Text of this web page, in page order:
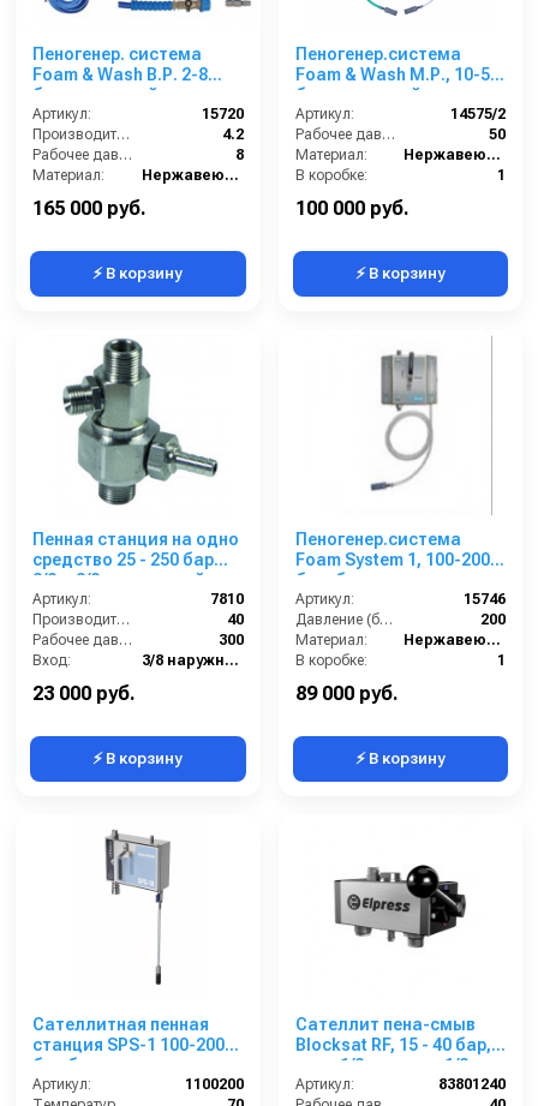
Пеногенер. система
Foam & Wash B.Р. 2-8
бар, с подачей воздуха,
на 1 ср-во 1/2ш. 1/2ш.с
аксесс.
Артикул:
15720
Производительность (л/мин):
4.2
Рабочее давление (бар):
8
Материал:
Нержавеющая сталь
165 000 руб.
⚡ В корзину
Пеногенер.система
Foam & Wash М.Р., 10-50
бар, с подачей воздуха,
на 2 ср-ва 1/2ш. 1/2 ш.
Артикул:
14575/2
Рабочее давление (бар):
50
Материал:
Нержавеющая сталь
В коробке:
1
100 000 руб.
⚡ В корзину
Пенная станция на одно
средство 25 - 250 бар
3/8ш.3/8ш.с подачей
воздуха
Артикул:
7810
Производительность (л/мин):
40
Рабочее давление (бар):
300
Вход:
3/8 наружняя резьба
23 000 руб.
⚡ В корзину
Пеногенер.система
Foam System 1, 100-200
бар, без подачи
воздуха, на 1 ср-во БРС
БРС
Артикул:
15746
Давление (бар):
200
Материал:
Нержавеющая сталь
В коробке:
1
89 000 руб.
⚡ В корзину
Сателлитная пенная
станция SPS-1 100-200
бар без подачи воздуха
Артикул:
1100200
Сателлит пена-смыв
Blocksat RF, 15 - 40 бар,
вход 1/2ш, выход 1/2 ш
Артикул:
83801240